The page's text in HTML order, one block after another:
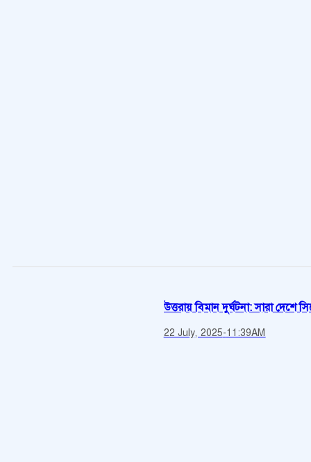
উত্তরায় বিমান দুর্ঘটনা: সারা দেশে
22 July, 2025-11:39AM